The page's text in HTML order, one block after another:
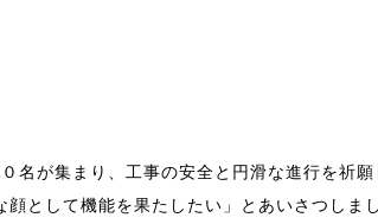
名が集まり、工事の安全と円滑な進行を祈
として機能を果たしたい」とあいさつしまし